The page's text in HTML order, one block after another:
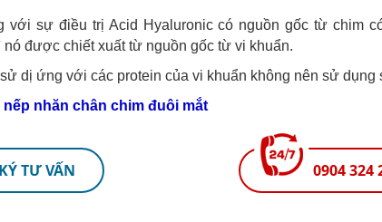
sự điều trị Acid Hyaluronic có nguồn gốc từ chim
nó được chiết xuất từ nguồn gốc từ vi khuẩn.
dị ứng với các protein của vi khuẩn không nên sử dụng
nếp nhăn chân chim đuôi mắt
TƯ VẤN 0904 324